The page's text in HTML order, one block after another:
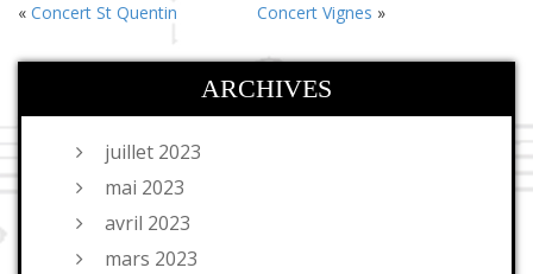
« Concert St Quentin Concert Vignes »
ARCHIVES
juillet 2023
mai 2023
avril 2023
mars 2023